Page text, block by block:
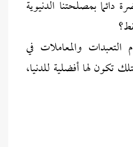
دائما بمصلحتنا الدنيوية
والمعاملات في
تكون لها أفضلية للدنيا،